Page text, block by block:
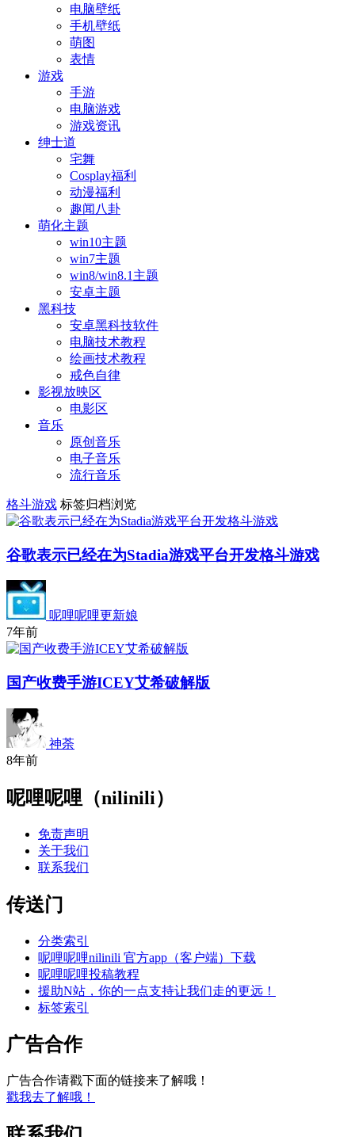
电脑壁纸
手机壁纸
萌图
表情
游戏
手游
电脑游戏
游戏资讯
绅士道
宅舞
Cosplay福利
动漫福利
趣闻八卦
萌化主题
win10主题
win7主题
win8/win8.1主题
安卓主题
黑科技
安卓黑科技软件
电脑技术教程
绘画技术教程
戒色自律
影视放映区
电影区
音乐
原创音乐
电子音乐
流行音乐
格斗游戏 标签归档浏览
谷歌表示已经在为Stadia游戏平台开发格斗游戏
呢哩呢哩更新娘
7年前
国产收费手游ICEY艾希破解版
神荼
8年前
呢哩呢哩（nilinili）
免责声明
关于我们
联系我们
传送门
分类索引
呢哩呢哩nilinili 官方app（客户端）下载
呢哩呢哩投稿教程
援助N站，你的一点支持让我们走的更远！
标签索引
广告合作
广告合作请戳下面的链接来了解哦！
戳我去了解哦！